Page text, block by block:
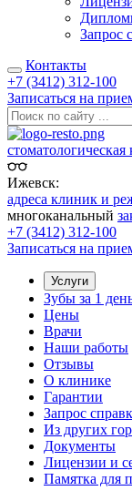
Запрос
Контакты
+7 (3412) 312-100
Записаться на
стоматологическая
Ижевск:
адреса клиник и
многоканальный
+7 (3412) 312-100
Записаться на
Услуги
Зубы за 1
Цены
Врачи
Наши работы
Отзывы
О клинике
Гарантии
Запрос
Из других
Документы
Лицензии и
Памятка для